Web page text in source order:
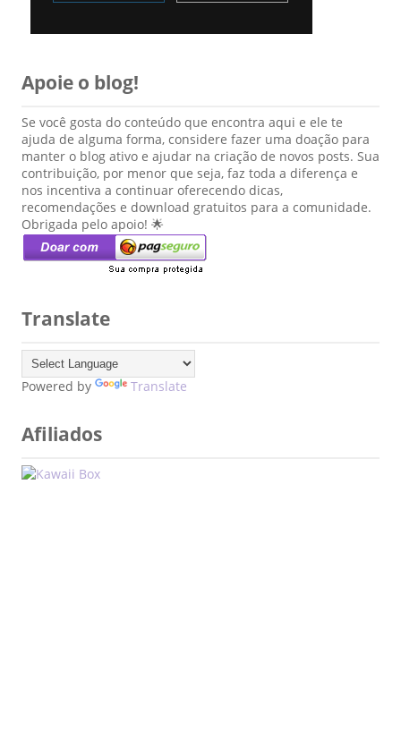
Apoie o blog!
Se você gosta do conteúdo que encontra aqui e ele te
ajuda de alguma forma, considere fazer uma doação para
manter o blog ativo e ajudar na criação de novos posts. Sua
contribuição, por menor que seja, faz toda a diferença e
nos incentiva a continuar oferecendo dicas,
recomendações e download gratuitos para a comunidade.
Obrigada pelo apoio! 🌟
Translate
Powered by Translate
Afiliados